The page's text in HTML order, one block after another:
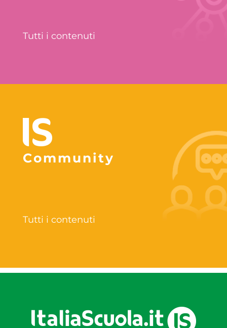
Tutti i contenuti
Community
Tutti i contenuti